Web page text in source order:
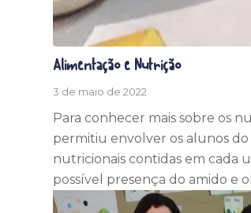
Alimentação e Nutrição
3 de maio de 2022
Para conhecer mais sobre os
permitiu envolver os alunos do
nutricionais contidas em cada
possível presença do amido e